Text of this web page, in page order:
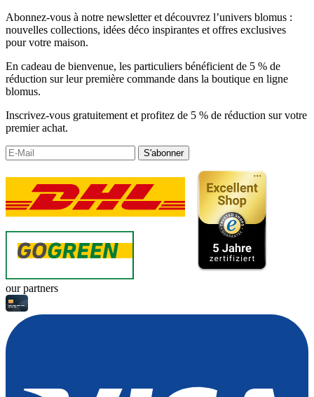
Abonnez-vous à notre newsletter et découvrez l’univers blomus :
nouvelles collections, idées déco inspirantes et offres exclusives
pour votre maison.
En cadeau de bienvenue, les particuliers bénéficient de 5 % de
réduction sur leur première commande dans la boutique en ligne
blomus.
Inscrivez-vous gratuitement et profitez de 5 % de réduction sur votre
premier achat.
S'abonner
our partners